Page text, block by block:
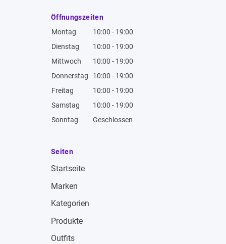
Öffnungszeiten
Montag
10:00 - 19:00
Dienstag
10:00 - 19:00
Mittwoch
10:00 - 19:00
Donnerstag
10:00 - 19:00
Freitag
10:00 - 19:00
Samstag
10:00 - 19:00
Sonntag
Geschlossen
Seiten
Startseite
Marken
Kategorien
Produkte
Outfits